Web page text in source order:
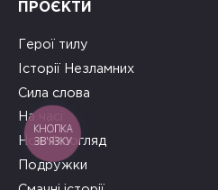
ПРОЄКТИ
Герої тилу
Історії Незламних
Сила слова
На часі
Новий погляд
Подружки
КНОПКА
ЗВ'ЯЗКУ